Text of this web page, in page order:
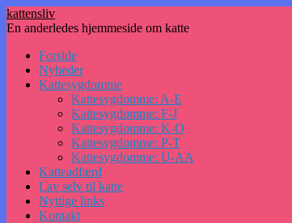
kattensliv
En anderledes hjemmeside om katte
Hop
indhold
Forside
Nyheder
Kattesygdomme
Kattesygdomme: A-E
Kattesygdomme: F-J
Kattesygdomme: K-O
Kattesygdomme: P-T
Kattesygdomme: U-AA
Katteadfærd
Lav selv til katte
Nyttige links
Kontakt